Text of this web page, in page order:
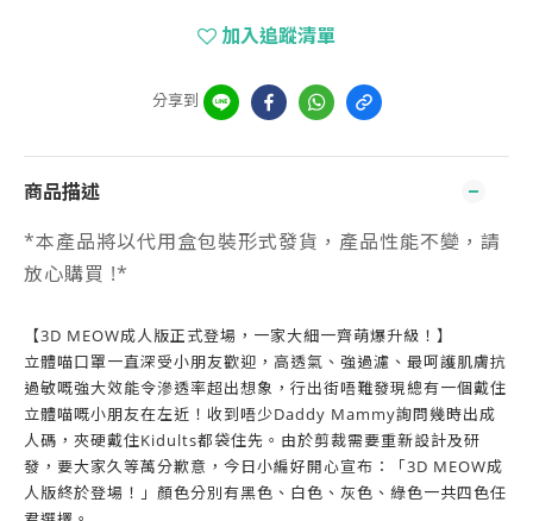
加入追蹤清單
分享到
商品描述
*本產品將以代用盒包裝形式發貨，產品性能不變，請
放心購買 !*
【3D MEOW成人版正式登場，一家大細一齊萌爆升級！】
立體喵口罩一直深受小朋友歡迎，高透氣、強過濾、最呵護肌膚抗
過敏嘅強大效能令滲透率超出想象，行出街唔難發現總有一個戴住
立體喵嘅小朋友在左近！收到唔少Daddy Mammy詢問幾時出成
人碼，夾硬戴住Kidults都袋住先。由於剪裁需要重新設計及研
發，要大家久等萬分歉意，今日小編好開心宣布：「3D MEOW成
人版終於登場！」顏色分別有黑色、白色、灰色、綠色一共四色任